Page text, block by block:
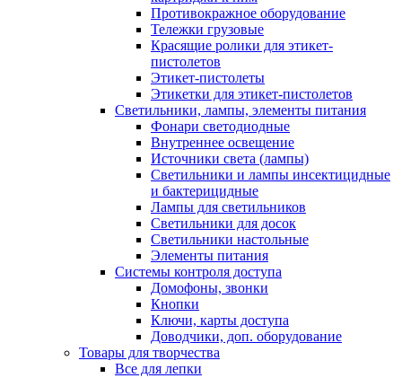
Противокражное оборудование
Тележки грузовые
Красящие ролики для этикет-
пистолетов
Этикет-пистолеты
Этикетки для этикет-пистолетов
Светильники, лампы, элементы питания
Фонари светодиодные
Внутреннее освещение
Источники света (лампы)
Светильники и лампы инсектицидные
и бактерицидные
Лампы для светильников
Светильники для досок
Светильники настольные
Элементы питания
Системы контроля доступа
Домофоны, звонки
Кнопки
Ключи, карты доступа
Доводчики, доп. оборудование
Товары для творчества
Все для лепки